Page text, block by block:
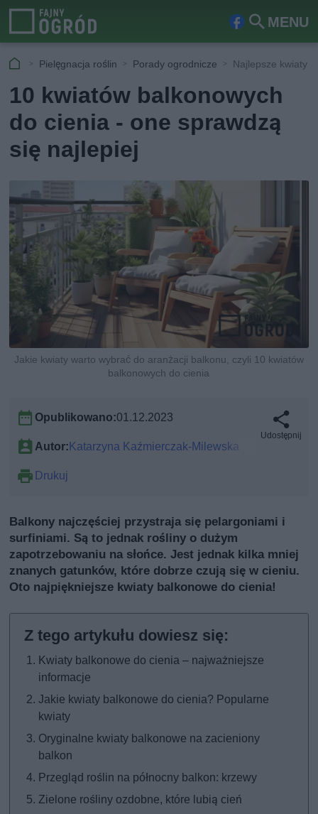
MENU
Fa
ook
Szu
kaj
Pielęgnacja roślin Porady ogrodnicze Najlepsze kwiaty
10 kwiatów balkonowych
do cienia - one sprawdzą
się najlepiej
Jakie kwiaty warto wybrać do aranżacji balkonu, czyli 10 kwiatów
balkonowych do cienia
Opublikowano:01.12.2023
Autor: Katarzyna Kaźmierczak-Milewska
Drukuj
Udostępnij
Balkony najczęściej przystraja się pelargoniami i
surfiniami. Są to jednak rośliny o dużym
zapotrzebowaniu na słońce. Jest jednak kilka mniej
znanych gatunków, które dobrze czują się w cieniu.
Oto najpiękniejsze kwiaty balkonowe do cienia!
Kwiaty balkonowe do cienia – najważniejsze
informacje
Jakie kwiaty balkonowe do cienia? Popularne
kwiaty
Oryginalne kwiaty balkonowe na zacieniony
balkon
Przegląd roślin na północny balkon: krzewy
Zielone rośliny ozdobne, które lubią cień